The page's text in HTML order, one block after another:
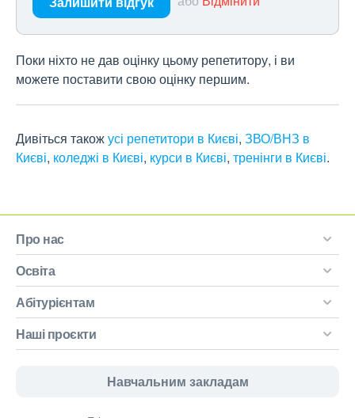
Поки ніхто не дав оцінку цьому репетитору, і ви
можете поставити свою оцінку першим.
Дивіться такожусі репетитори в Києві, ЗВО/ВНЗ в
Києві, коледжі в Києві, курси в Києві, тренінги в Києві.
Про нас
Освіта
Абітурієнтам
Наші проєкти
Навчальним закладам